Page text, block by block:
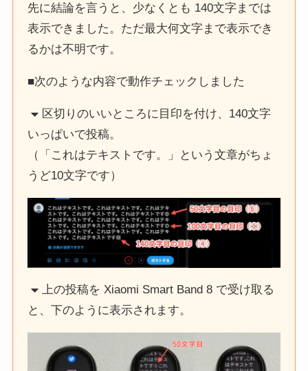
先に結論を言うと、少なくとも 140文字までは
表示できました。ただ最大何文字まで表示でき
るかは不明です。
■次のような内容で動作チェックしました
区切りのいいところに目印を付け、140文字
いっぱいで投稿。
（「これはテキストです。」という文章がちょ
うど10文字です）
上の投稿を Xiaomi Smart Band 8 で受け取る
と、下のように表示されます。